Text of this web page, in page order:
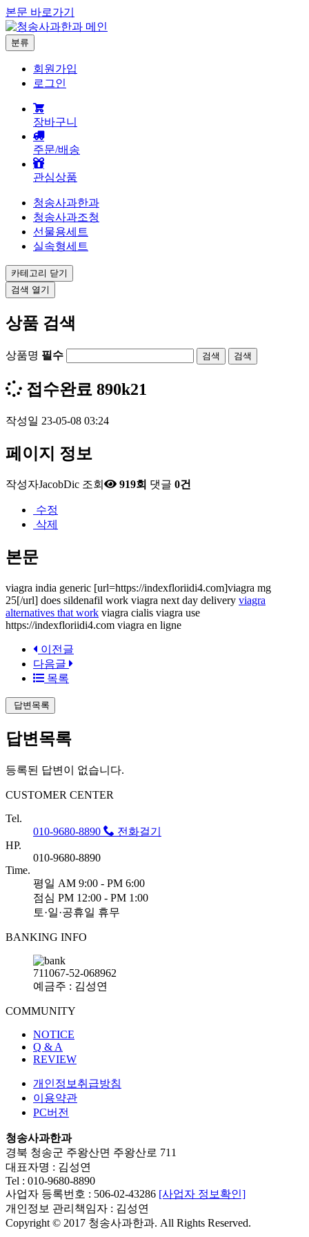
본문 바로가기
분류
회원가입
로그인
장바구니
주문/배송
관심상품
청송사과한과
청송사과조청
선물용세트
실속형세트
카테고리 닫기
검색 열기
상품 검색
상품명 필수 검색
접수완료 890k21
작성일 23-05-08 03:24
페이지 정보
작성자JacobDic 조회 919회 댓글 0건
수정
삭제
본문
viagra india generic [url=https://indexfloriidi4.com]viagra mg
25[/url] does sildenafil work viagra next day delivery viagra
alternatives that work viagra cialis viagra use
https://indexfloriidi4.com viagra en ligne
이전글
다음글
목록
답변목록
답변목록
등록된 답변이 없습니다.
CUSTOMER CENTER
Tel.
010-9680-8890
전화걸기
HP.
010-9680-8890
Time.
평일 AM 9:00 - PM 6:00
점심 PM 12:00 - PM 1:00
토·일·공휴일 휴무
BANKING INFO
711067-52-068962
예금주 : 김성연
COMMUNITY
NOTICE
Q & A
REVIEW
개인정보취급방침
이용약관
PC버전
청송사과한과
경북 청송군 주왕산면 주왕산로 711
대표자명 : 김성연
Tel : 010-9680-8890
사업자 등록번호 : 506-02-43286 [사업자 정보확인]
개인정보 관리책임자 : 김성연
Copyright © 2017 청송사과한과. All Rights Reserved.